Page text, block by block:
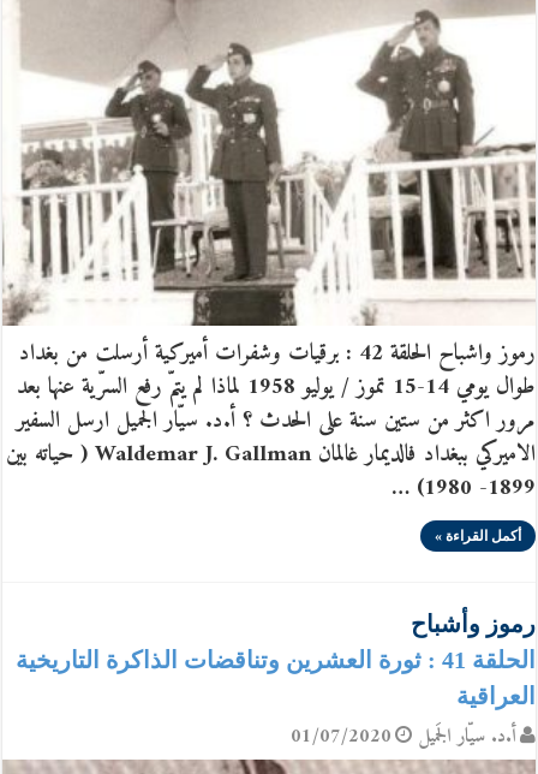
رموز واشباح الحلقة 42 : برقيات وشفرات أميركية أرسلت من بغداد
طوال يومي 14-15 تموز / يوليو 1958 لماذا لم يتمّ رفع السرّية عنها بعد
مرور اكثر من ستين سنة على الحدث ؟ أ.د. سيّار الجميل ارسل السفير
الاميركي ببغداد فالديمار غالمان Waldemar J. Gallman ( حياته بين
1899- 1980) …
أكمل القراءة »
رموز وأشباح
الحلقة 41 : ثورة العشرين وتناقضات الذاكرة التاريخية
العراقية
أ.د. سيّار الجَميل 01/07/2020